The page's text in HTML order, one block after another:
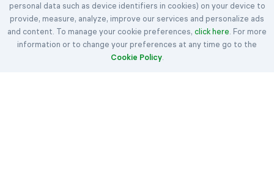
personal data such as device identifiers in cookies) on your device to
provide, measure, analyze, improve our services and personalize ads
and content. To manage your cookie preferences, click here . For more
information or to change your preferences at any time go to the
Cookie Policy.
©2023-2026 Easybrain. All Rights Reserved.
Ana Sayfa Günlük Mücadeleler
Ödüller
Spider